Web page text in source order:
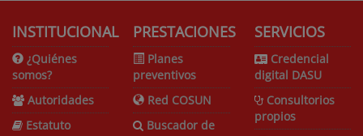
INSTITUCIONAL
¿Quiénes
somos?
Autoridades
Estatuto
PRESTACIONES
Planes
preventivos
Red COSUN
Buscador de
SERVICIOS
Credencial
digital DASU
Consultorios
propios